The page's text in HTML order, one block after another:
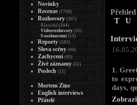
Přehled
T
U
1.
to
days,
Novinky
Recenze (1700)
Rozhovory (367)
Klasické (344)
Videorozhovory (10)
S osobnostmi (13)
Reporty (183)
Slova scény (44)
Zachycení (69)
Živé záznamy (51)
Poslech (15)
Mortem Zine
English interviews
Přátelé